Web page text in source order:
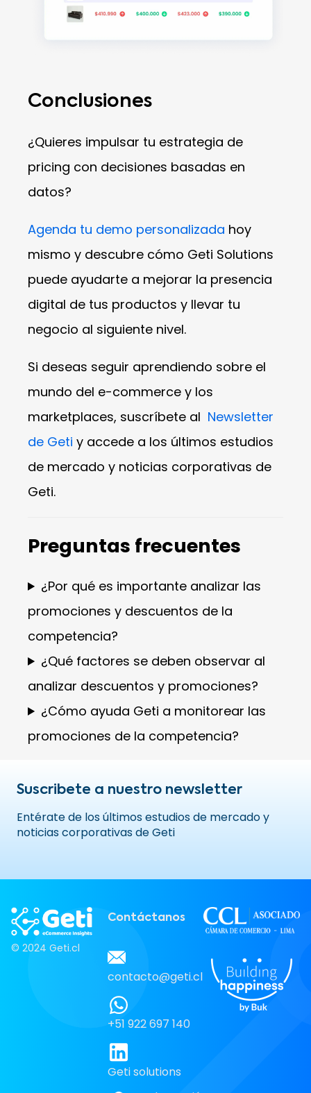
Conclusiones
¿Quieres impulsar tu estrategia de
pricing con decisiones basadas en
datos?
Agenda tu demo personalizada hoy
mismo y descubre cómo Geti Solutions
puede ayudarte a mejorar la presencia
digital de tus productos y llevar tu
negocio al siguiente nivel.
Si deseas seguir aprendiendo sobre el
mundo del e-commerce y los
marketplaces, suscríbete al Newsletter
de Geti y accede a los últimos estudios
de mercado y noticias corporativas de
Geti.
Preguntas frecuentes
¿Por qué es importante analizar las
promociones y descuentos de la
competencia?
¿Qué factores se deben observar al
analizar descuentos y promociones?
¿Cómo ayuda Geti a monitorear las
promociones de la competencia?
Suscribete a nuestro newsletter
Entérate de los últimos estudios de mercado y
noticias corporativas de Geti
© 2024 Geti.cl
Contáctanos
contacto@geti.cl
+51 922 697 140
Geti solutions